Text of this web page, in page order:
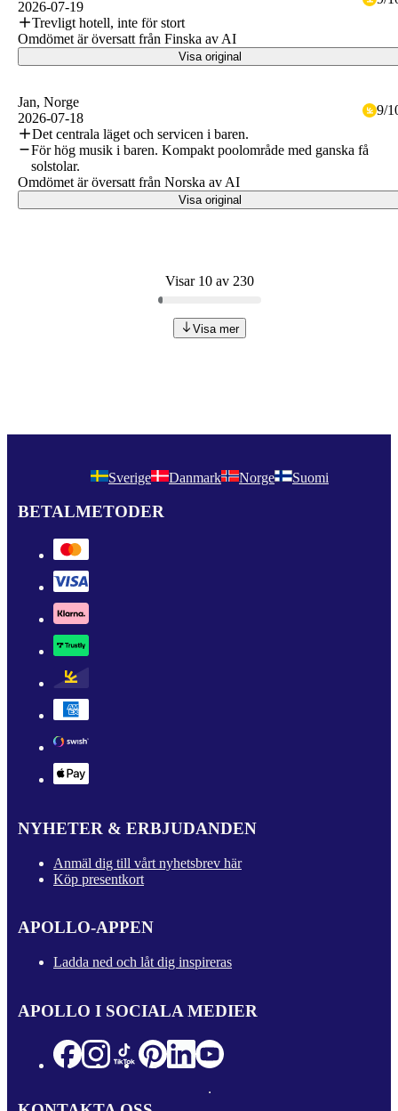
2026-07-19
Trevligt hotell, inte för stort
Omdömet är översatt från Finska av AI
Visa original
Jan, Norge
2026-07-18
9/
Det centrala läget och servicen i baren.
För hög musik i baren. Kompakt poolområde med ganska få
solstolar.
Omdömet är översatt från Norska av AI
Visa original
Visar 10 av 230
Visa mer
Sverige Danmark Norge Suomi
BETALMETODER
NYHETER & ERBJUDANDEN
Anmäl dig till vårt nyhetsbrev här
Köp presentkort
APOLLO-APPEN
Ladda ned och låt dig inspireras
APOLLO I SOCIALA MEDIER